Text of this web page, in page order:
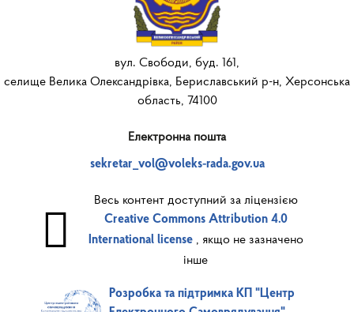
вул. Свободи, буд. 161,
селище Велика Олександрівка, Бериславський р-н, Херсонська
область, 74100
Електронна пошта
sekretar_vol@voleks-rada.gov.ua
Весь контент доступний за ліцензією
Creative Commons Attribution 4.0
International license
, якщо не зазначено
інше
Розробка та підтримка КП "Центр